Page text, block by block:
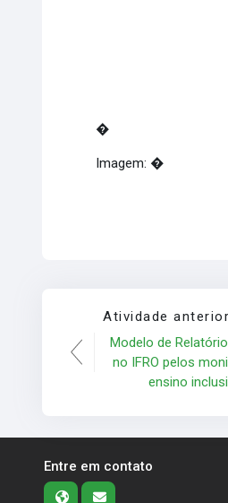
⁠�
Imagem: ⁠�
Atividade anterior
Modelo de
no IFRO pelos
ensino
Entre em contato